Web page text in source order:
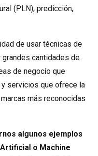
(PLN), predicción,
de usar técnicas de
cantidades de
de negocio que
servicios que ofrece la
más reconocidas
algunos ejemplos
o Machine